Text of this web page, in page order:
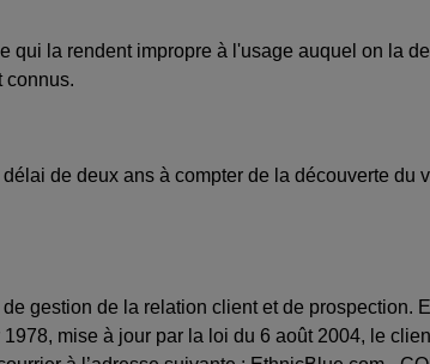
la rendent impropre à l'usage auquel on la
connus.
de deux ans à compter de la découverte du
gestion de la relation client et de
mise à jour par la loi du 6 août 2004, le